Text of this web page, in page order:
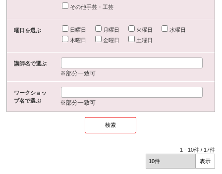
その他手芸・工芸
曜日を選ぶ 日曜日 月曜日 火曜日
水曜日
木曜日
金曜日 土曜日
講師名で選ぶ
※部分一致可
ワークショッ
プ名で選ぶ
※部分一致可
1 - 10件 / 17件